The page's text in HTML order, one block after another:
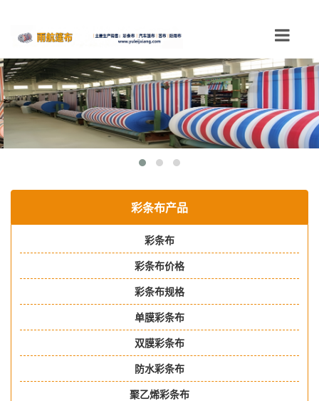
Toggle
彩条布产品
彩条布
彩条布价格
彩条布规格
单膜彩条布
双膜彩条布
防水彩条布
聚乙烯彩条布